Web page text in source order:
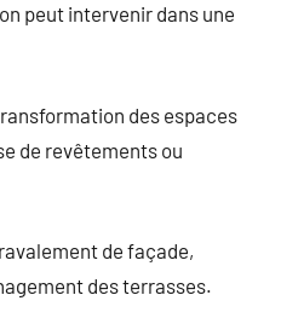
peut intervenir dans une
des espaces
de revêtements ou
de façade,
des terrasses.